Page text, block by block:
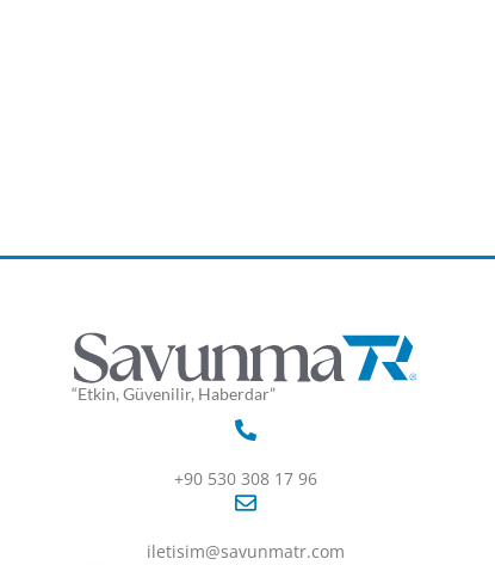
“Etkin, Güvenilir, Haberdar”
+90 530 308 17 96
iletisim@savunmatr.com